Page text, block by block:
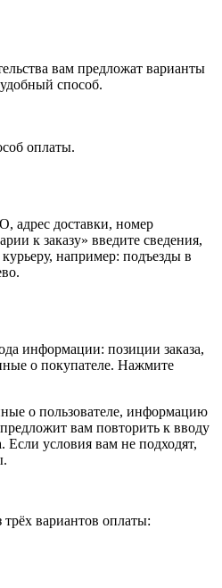
вам предложат варианты
способ.
оплаты.
адрес доставки, номер
к заказу» введите сведения,
например: подъезды в
информации: позиции заказа,
о покупателе. Нажмите
о пользователе, информацию
вам повторить к вводу
Если условия вам не подходят,
вариантов оплаты: